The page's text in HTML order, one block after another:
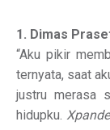
1. Dimas
“Aku pikir
ternyata, saat
justru merasa
hidupku.